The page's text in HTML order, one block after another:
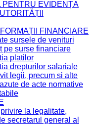
PENTRU EVIDENȚA
FINANCIARE
sursele de venituri
pe surse financiare
platilor
drepturilor salariale
legii, precum si alte
de acte normative
la legalitate,
secretarul general al